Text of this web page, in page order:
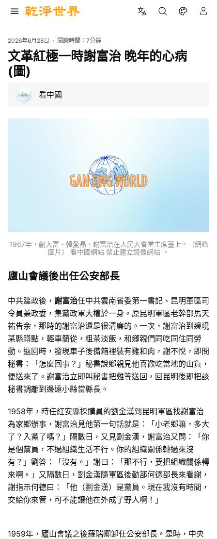
2026年6月28日 閱讀時間：7分鐘
文革紅極一時謝富治 晚年的心病
(圖)
看中國
1967年，蒯大富、韓愛晶、謝富治在人民大會堂主席臺上。（網絡
圖片） 看中國網站 禁止建立鏡像網站 。
廬山會議後出任公安部長
中共建政後， 謝富治任中共雲南省委第一書記、昆明軍區司
令員兼政委，集黨政軍大權於一身。原昆明軍區老幹部馬天
祐告余，那時的謝富治還是很清廉的。一次，謝富治到邊境
某縣蹲點，輕車簡從，粗茶淡飯，和鄉親們同吃同住同勞
動。返回時，發現車子後備箱裡裝有雞和肉，謝不悅，即問
秘書：「怎麼回事？」秘書說鄉親見他喜歡吃當地的山貨，
便送來了。謝富治立即叫秘書把雞等送回，回昆明後即把該
秘書調離到邊遠小縣當縣長。
1958年，時任紅安縣採購員的劉金漢到昆明軍區找謝富治
為家鄉辦事，謝富治見他第一句話就是：「小老鄉嘛，多大
了？入黨了嗎？」隔數日，又見劉金漢，謝富治又問：「你
是個黨員，不過組織生活不行。你的組織關係轉過來沒
有？」劉答：「沒有。」謝曰：「那不行，要把組織關係轉
來啊。」又隔數日，劉金漢隨軍區後勤部何德部長來看謝，
謝指示何德曰：「他（劉金漢）是黨員。現在我沒有時間，
交給你來管，可不能讓他在外成了野人啊！」
1959年，廬山會議之後羅瑞卿卸任公安部長。是時，中央